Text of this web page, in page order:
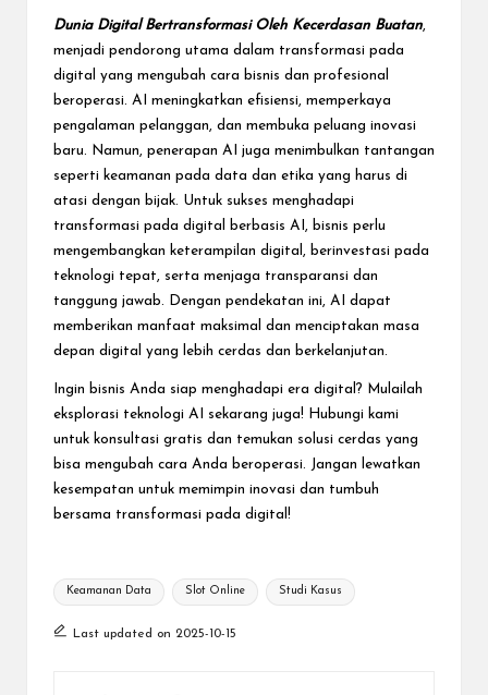
Dunia Digital Bertransformasi Oleh Kecerdasan Buatan,
menjadi pendorong utama dalam transformasi pada
digital yang mengubah cara bisnis dan profesional
beroperasi. AI meningkatkan efisiensi, memperkaya
pengalaman pelanggan, dan membuka peluang inovasi
baru. Namun, penerapan AI juga menimbulkan tantangan
seperti keamanan pada data dan etika yang harus di
atasi dengan bijak. Untuk sukses menghadapi
transformasi pada digital berbasis AI, bisnis perlu
mengembangkan keterampilan digital, berinvestasi pada
teknologi tepat, serta menjaga transparansi dan
tanggung jawab. Dengan pendekatan ini, AI dapat
memberikan manfaat maksimal dan menciptakan masa
depan digital yang lebih cerdas dan berkelanjutan.
Ingin bisnis Anda siap menghadapi era digital? Mulailah
eksplorasi teknologi AI sekarang juga! Hubungi kami
untuk konsultasi gratis dan temukan solusi cerdas yang
bisa mengubah cara Anda beroperasi. Jangan lewatkan
kesempatan untuk memimpin inovasi dan tumbuh
bersama transformasi pada digital!
Tags:
Keamanan Data Slot Online Studi Kasus
Last updated on 2025-10-15